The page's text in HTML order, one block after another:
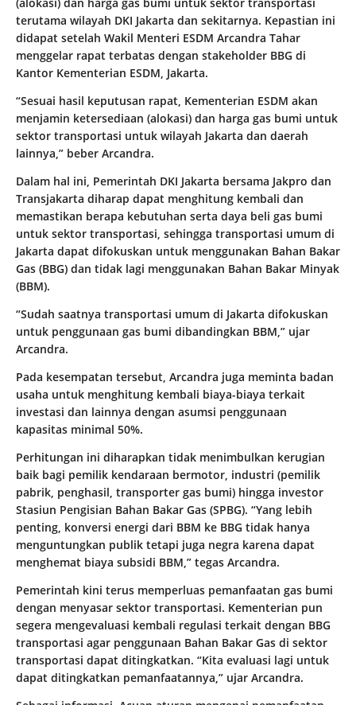
terutama wilayah DKI Jakarta dan sekitarnya. Kepastian ini
didapat setelah Wakil Menteri ESDM Arcandra Tahar
menggelar rapat terbatas dengan stakeholder BBG di
Kantor Kementerian ESDM, Jakarta.
“Sesuai hasil keputusan rapat, Kementerian ESDM akan
menjamin ketersediaan (alokasi) dan harga gas bumi untuk
sektor transportasi untuk wilayah Jakarta dan daerah
lainnya,” beber Arcandra.
Dalam hal ini, Pemerintah DKI Jakarta bersama Jakpro dan
Transjakarta diharap dapat menghitung kembali dan
memastikan berapa kebutuhan serta daya beli gas bumi
untuk sektor transportasi, sehingga transportasi umum di
Jakarta dapat difokuskan untuk menggunakan Bahan Bakar
Gas (BBG) dan tidak lagi menggunakan Bahan Bakar Minyak
(BBM).
“Sudah saatnya transportasi umum di Jakarta difokuskan
untuk penggunaan gas bumi dibandingkan BBM,” ujar
Arcandra.
Pada kesempatan tersebut, Arcandra juga meminta badan
usaha untuk menghitung kembali biaya-biaya terkait
investasi dan lainnya dengan asumsi penggunaan
kapasitas minimal 50%.
Perhitungan ini diharapkan tidak menimbulkan kerugian
baik bagi pemilik kendaraan bermotor, industri (pemilik
pabrik, penghasil, transporter gas bumi) hingga investor
Stasiun Pengisian Bahan Bakar Gas (SPBG). “Yang lebih
penting, konversi energi dari BBM ke BBG tidak hanya
menguntungkan publik tetapi juga negra karena dapat
menghemat biaya subsidi BBM,” tegas Arcandra.
Pemerintah kini terus memperluas pemanfaatan gas bumi
dengan menyasar sektor transportasi. Kementerian pun
segera mengevaluasi kembali regulasi terkait dengan BBG
transportasi agar penggunaan Bahan Bakar Gas di sektor
transportasi dapat ditingkatkan. “Kita evaluasi lagi untuk
dapat ditingkatkan pemanfaatannya,” ujar Arcandra.